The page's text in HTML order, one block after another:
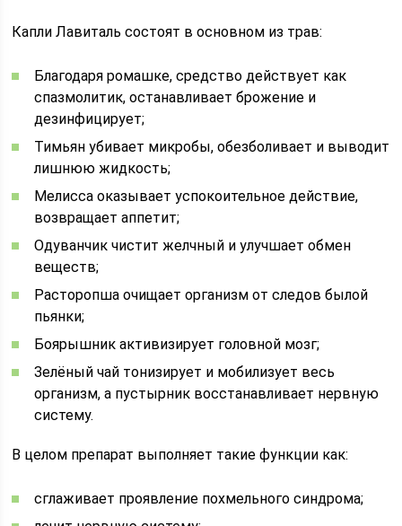
Капли Лавиталь состоят в основном из трав:
Благодаря ромашке, средство действует как
спазмолитик, останавливает брожение и
дезинфицирует;
Тимьян убивает микробы, обезболивает и выводит
лишнюю жидкость;
Мелисса оказывает успокоительное действие,
возвращает аппетит;
Одуванчик чистит желчный и улучшает обмен
веществ;
Расторопша очищает организм от следов былой
пьянки;
Боярышник активизирует головной мозг;
Зелёный чай тонизирует и мобилизует весь
организм, а пустырник восстанавливает нервную
систему.
В целом препарат выполняет такие функции как:
сглаживает проявление похмельного синдрома;